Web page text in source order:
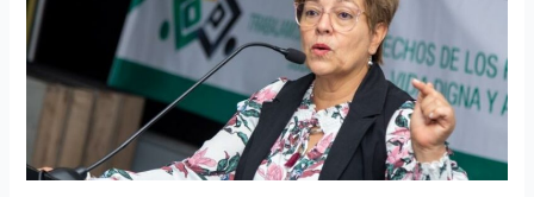
manera
sorpresiva,
Gobierno
presentó
el